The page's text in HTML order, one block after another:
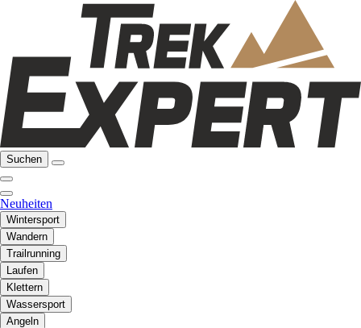
Suchen
Neuheiten
Wintersport
Wandern
Trailrunning
Laufen
Klettern
Wassersport
Angeln